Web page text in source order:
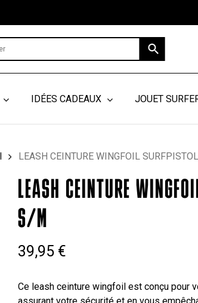
IDÉES CADEAUX JOUET
Cart
LEASH CEINTURE WINGFOIL
LEASH CEINTURE
S/M
39,95 €
Ce leash ceinture wingfoil est conçu pour